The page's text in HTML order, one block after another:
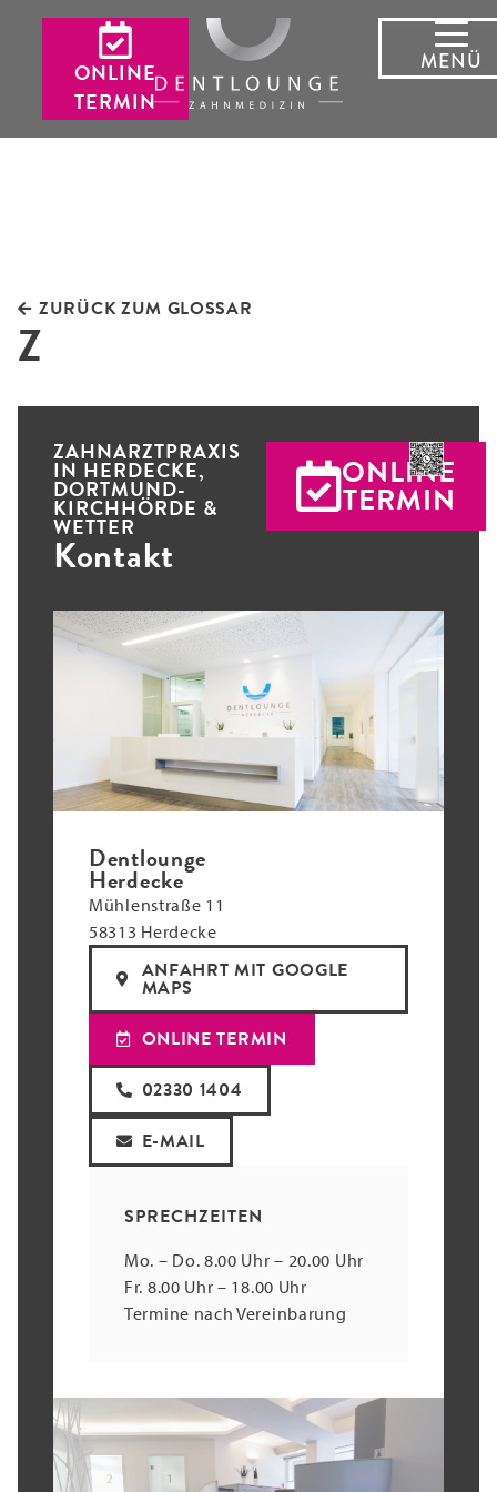
ONLINE
TERMIN
MENÜ
ZURÜCK ZUM GLOSSAR
Z
ZAHNARZTPRAXIS
IN HERDECKE,
DORTMUND-
KIRCHHÖRDE &
WETTER
Kontakt
ONLINE
TERMIN
Dentlounge
Herdecke
Mühlenstraße 11
58313 Herdecke
ANFAHRT MIT GOOGLE
MAPS
ONLINE TERMIN
02330 1404
E-MAIL
SPRECHZEITEN
Mo. – Do. 8.00 Uhr – 20.00 Uhr
Fr. 8.00 Uhr – 18.00 Uhr
Termine nach Vereinbarung